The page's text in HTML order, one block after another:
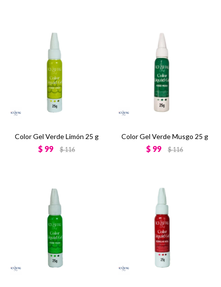
Color Gel Verde Limón 25 g
$ 99 $116
Color Gel Verde Musgo 25 g
$ 99 $116